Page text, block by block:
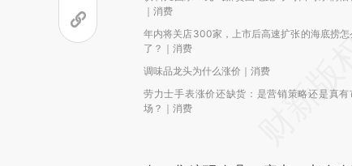
｜消费
年内将关店300家，上市后高速扩张的海底捞怎
了？｜消费
调味品龙头为什么涨价｜消费
劳力士手表涨价还缺货：是营销策略还是真有
场？｜消费